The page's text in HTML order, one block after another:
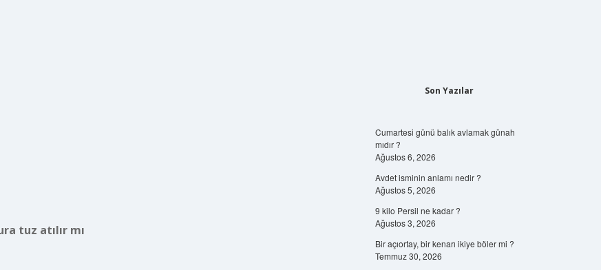
tuz atılır mı
Son Yazılar
Cumartesi günü balık avlamak günah
mıdır ?
Ağustos 6, 2026
Avdet isminin anlamı nedir ?
Ağustos 5, 2026
9 kilo Persil ne kadar ?
Ağustos 3, 2026
Bir açıortay, bir kenarı ikiye böler mi ?
Temmuz 30, 2026